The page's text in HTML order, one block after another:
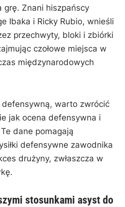
grę. Znani hiszpańscy
Ibaka i Ricky Rubio, wnieśli
przechwyty, bloki i zbiórki
czołowe miejsca w
międzynarodowych
warto zwrócić
jak ocena defensywna i
dane pomagają
defensywne zawodnika
drużyny, zwłaszcza w
stosunkami asyst do